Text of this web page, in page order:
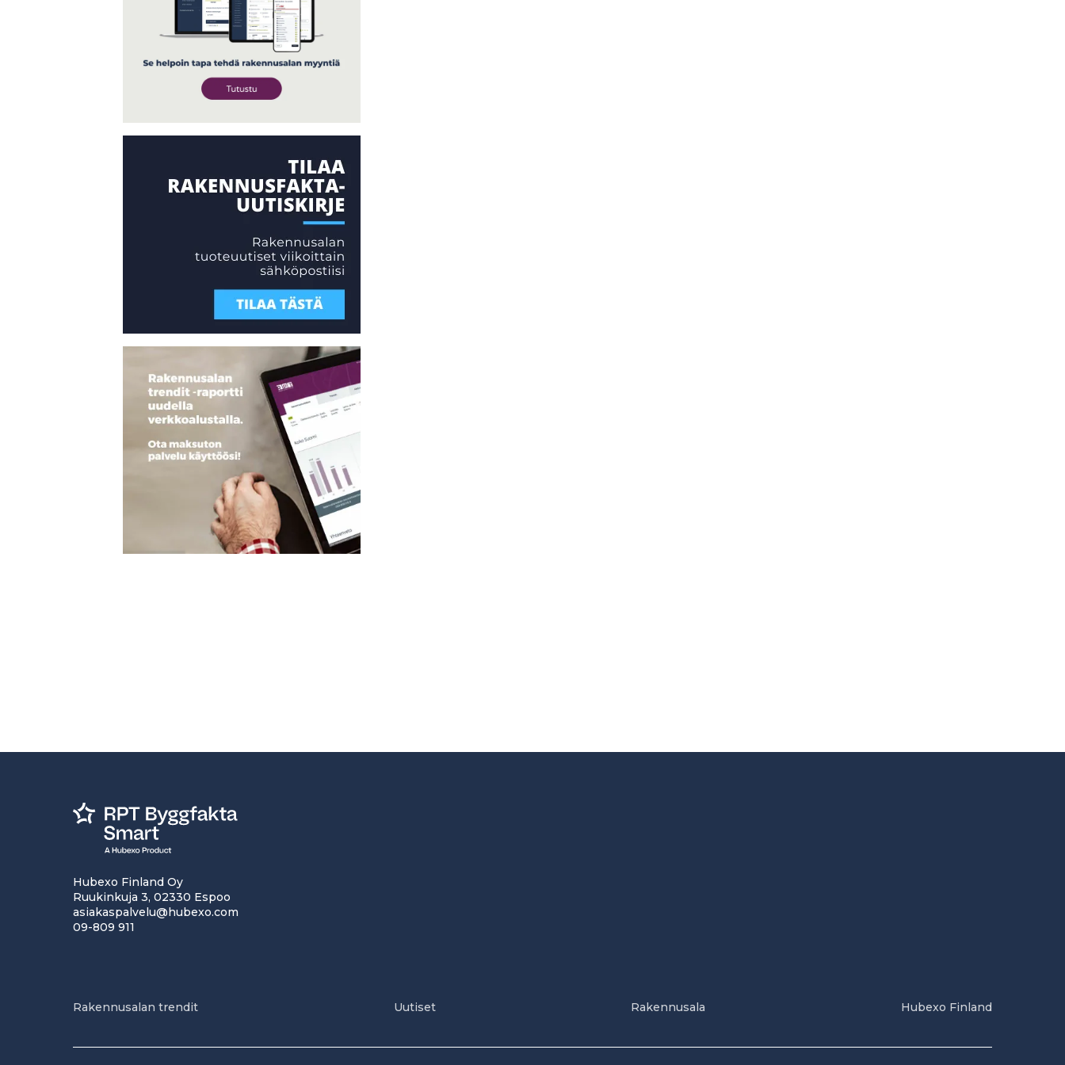
Hubexo Finland Oy
Ruukinkuja 3, 02330 Espoo
asiakaspalvelu@hubexo.com
09-809 911
Rakennusalan trendit Uutiset Rakennusala Hubexo Finland